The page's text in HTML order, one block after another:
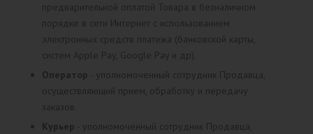
предварительной оплатой Товара в безналичном
порядке в сети Интернет с использованием
электронных средств платежа (банковской карты,
систем Apple Pay, Google Pay и др).
Оператор - уполномоченный сотрудник Продавца,
осуществляющий прием, обработку и передачу
заказов.
Курьер - уполномоченный сотрудник Продавца,